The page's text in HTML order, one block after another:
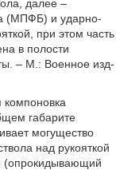
далее –
(МПФБ) и ударно-
при этом часть
в полости
– М.: Военное изд-
компоновка
габарите
могущество
над рукояткой
(опрокидывающий